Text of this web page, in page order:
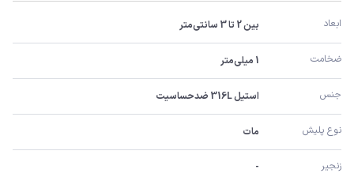
ابعاد بین 2 تا 3 سانتی‌متر
ضخامت 1 میلی‌متر
جنس استیل 316L ضدحساسیت
نوع پلیش مات
زنجیر -